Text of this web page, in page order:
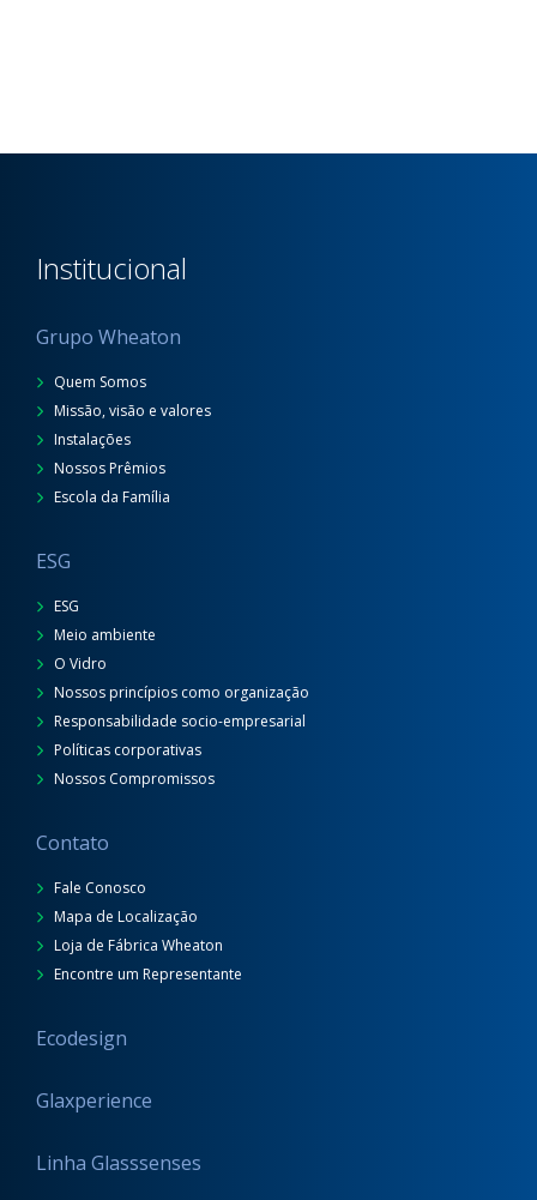
Institucional
Grupo Wheaton
Quem Somos
Missão, visão e valores
Instalações
Nossos Prêmios
Escola da Família
ESG
ESG
Meio ambiente
O Vidro
Nossos princípios como organização
Responsabilidade socio-empresarial
Políticas corporativas
Nossos Compromissos
Contato
Fale Conosco
Mapa de Localização
Loja de Fábrica Wheaton
Encontre um Representante
Ecodesign
Glaxperience
Linha Glasssenses